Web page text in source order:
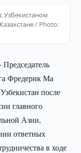
Узбекистаном
/ Photo:
Председатель
Фредерик Ма
после
главного
Азии,
ответных
в ходе